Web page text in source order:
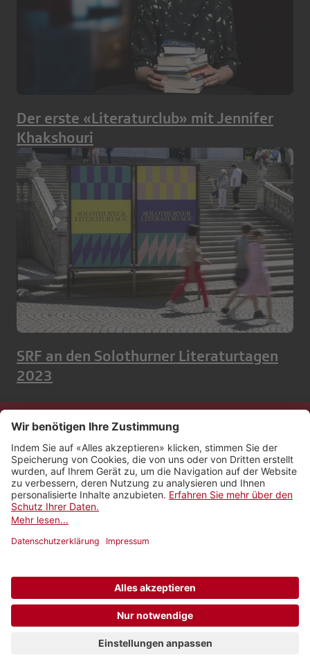
Der erste «Literaturclub» mit Jennifer
Khakshouri
SRF an den Solothurner Literaturtagen
2023
Kontakt
Impressum
Rechtliches
Netiquette
Newsletter abonnieren